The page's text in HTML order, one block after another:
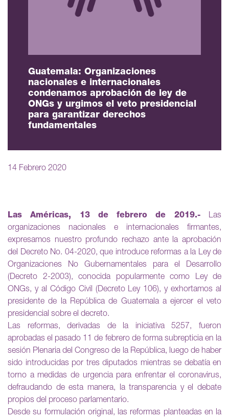
Guatemala: Organizaciones
nacionales e internacionales
condenamos aprobación de ley de
ONGs y urgimos el veto presidencial
para garantizar derechos
fundamentales
14 Febrero 2020
Las Américas, 13 de febrero de 2019.- Las
organizaciones nacionales e internacionales firmantes,
expresamos nuestro profundo rechazo ante la aprobación
del Decreto No. 04-2020, que introduce reformas a la Ley de
Organizaciones No Gubernamentales para el Desarrollo
(Decreto 2-2003), conocida popularmente como Ley de
ONGs, y al Código Civil (Decreto Ley 106), y exhortamos al
presidente de la República de Guatemala a ejercer el veto
presidencial sobre el decreto.
Las reformas, derivadas de la iniciativa 5257, fueron
aprobadas el pasado 11 de febrero de forma subrepticia en la
sesión Plenaria del Congreso de la República, luego de haber
sido introducidas por tres diputados mientras se debatía en
torno a medidas de urgencia para enfrentar el coronavirus,
defraudando de esta manera, la transparencia y el debate
propios del proceso parlamentario.
Desde su formulación original, las reformas planteadas en la